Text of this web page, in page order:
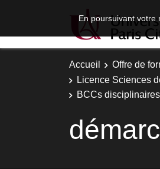
En poursuivant votre
Accueil Offre de
Licence Sciences
BCCs